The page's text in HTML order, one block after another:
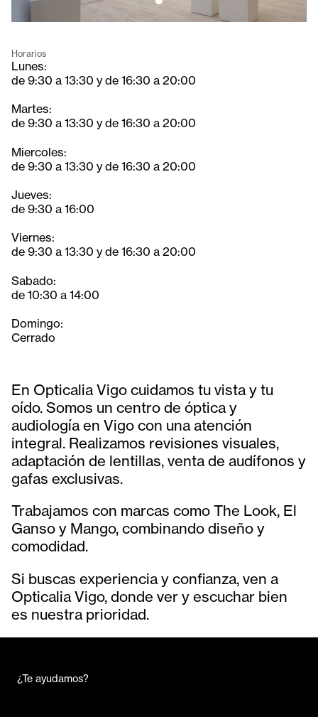
Horarios
Lunes:
de 9:30 a 13:30 y de 16:30 a 20:00
Martes:
de 9:30 a 13:30 y de 16:30 a 20:00
Miercoles:
de 9:30 a 13:30 y de 16:30 a 20:00
Jueves:
de 9:30 a 16:00
Viernes:
de 9:30 a 13:30 y de 16:30 a 20:00
Sabado:
de 10:30 a 14:00
Domingo:
Cerrado
En Opticalia Vigo cuidamos tu vista y tu
oído. Somos un centro de óptica y
audiología en Vigo con una atención
integral. Realizamos revisiones visuales,
adaptación de lentillas, venta de audífonos y
gafas exclusivas.
Trabajamos con marcas como The Look, El
Ganso y Mango, combinando diseño y
comodidad.
Si buscas experiencia y confianza, ven a
Opticalia Vigo, donde ver y escuchar bien
es nuestra prioridad.
¿Te ayudamos?